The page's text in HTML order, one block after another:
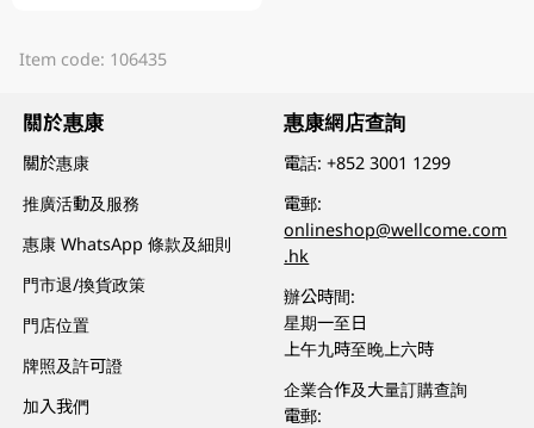
Item code: 106435
關於惠康
關於惠康
推廣活動及服務
惠康 WhatsApp 條款及細則
門市退/換貨政策
門店位置
牌照及許可證
加入我們
惠康網店查詢
電話:+852 3001 1299
電郵:
onlineshop@wellcome.com
.hk
辦公時間:
星期一至日
上午九時至晚上六時
企業合作及大量訂購查詢
電郵: